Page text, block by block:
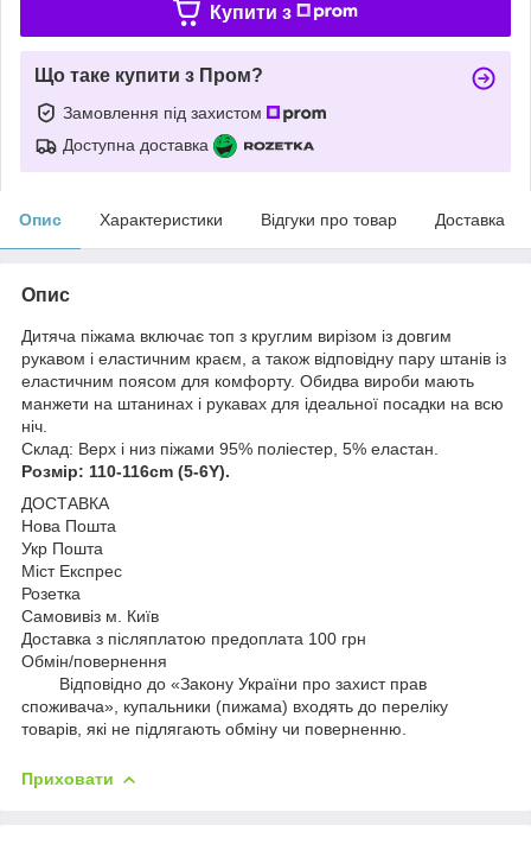
Купити з
Що таке купити з Пром?
Замовлення під захистом
Доступна доставка
Опис Характеристики Відгуки про товар Доставка
Опис
Дитяча піжама включає топ з круглим вирізом із довгим
рукавом і еластичним краєм, а також відповідну пару штанів із
еластичним поясом для комфорту. Обидва вироби мають
манжети на штанинах і рукавах для ідеальної посадки на всю
ніч.
Склад: Верх і низ піжами 95% поліестер, 5% еластан.
Розмір: 110-116cm (5-6Y).
ДОСТАВКА
Нова Пошта
Укр Пошта
Міст Експрес
Розетка
Самовивіз м. Київ
Доставка з післяплатою предоплата 100 грн
Обмін/повернення
Відповідно до «Закону України про захист прав
споживача», купальники (пижама) входять до переліку
товарів, які не підлягають обміну чи поверненню.
Приховати